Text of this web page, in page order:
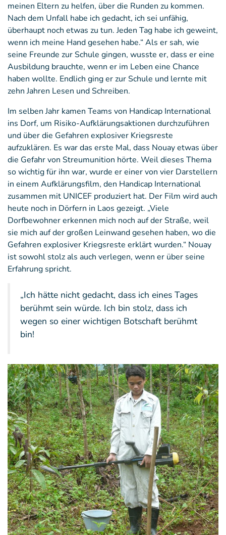
meinen Eltern zu helfen, über die Runden zu kommen.
Nach dem Unfall habe ich gedacht, ich sei unfähig,
überhaupt noch etwas zu tun. Jeden Tag habe ich geweint,
wenn ich meine Hand gesehen habe.“ Als er sah, wie
seine Freunde zur Schule gingen, wusste er, dass er eine
Ausbildung brauchte, wenn er im Leben eine Chance
haben wollte. Endlich ging er zur Schule und lernte mit
zehn Jahren Lesen und Schreiben.
Im selben Jahr kamen Teams von Handicap International
ins Dorf, um Risiko-Aufklärungsaktionen durchzuführen
und über die Gefahren explosiver Kriegsreste
aufzuklären. Es war das erste Mal, dass Nouay etwas über
die Gefahr von Streumunition hörte. Weil dieses Thema
so wichtig für ihn war, wurde er einer von vier Darstellern
in einem Aufklärungsfilm, den Handicap International
zusammen mit UNICEF produziert hat. Der Film wird auch
heute noch in Dörfern in Laos gezeigt. „Viele
Dorfbewohner erkennen mich noch auf der Straße, weil
sie mich auf der großen Leinwand gesehen haben, wo die
Gefahren explosiver Kriegsreste erklärt wurden.“ Nouay
ist sowohl stolz als auch verlegen, wenn er über seine
Erfahrung spricht.
„Ich hätte nicht gedacht, dass ich eines Tages
berühmt sein würde. Ich bin stolz, dass ich
wegen so einer wichtigen Botschaft berühmt
bin!